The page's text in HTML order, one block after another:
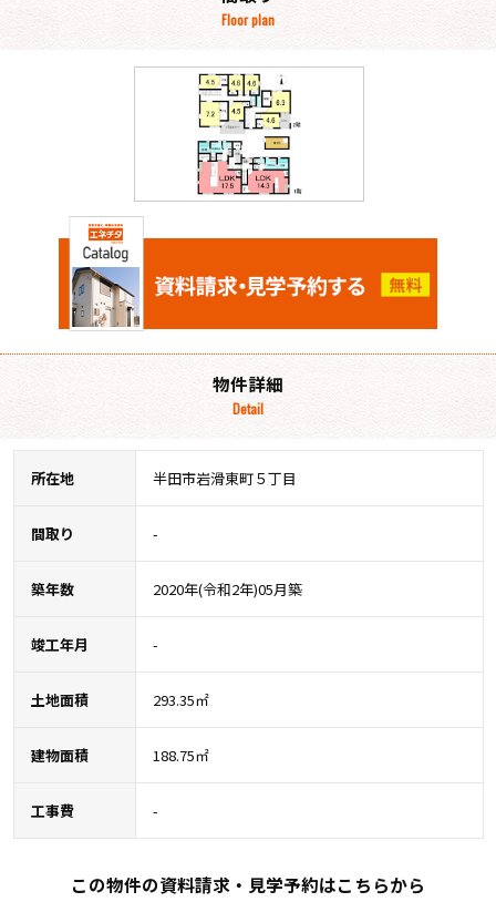
Floor plan
物件詳細
Detail
所在地 半田市岩滑東町５丁目
間取り -
築年数 2020年(令和2年)05月築
竣工年月 -
土地面積 293.35㎡
建物面積 188.75㎡
工事費 -
この物件の資料請求・見学予約はこちらから